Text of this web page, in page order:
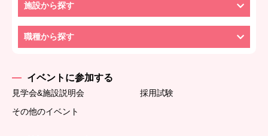
施設から探す
職種から探す
イベントに参加する
見学会&施設説明会
採用試験
その他のイベント